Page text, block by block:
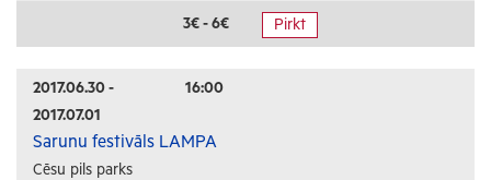
3€ - 6€ Pirkt
2017.06.30 -
2017.07.01
16:00
Sarunu festivāls LAMPA
Cēsu pils parks